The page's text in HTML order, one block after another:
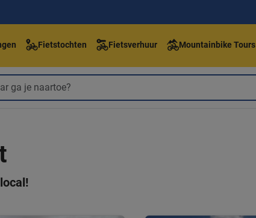
Fietstochten Fietsverhuur Mountainbike Tours